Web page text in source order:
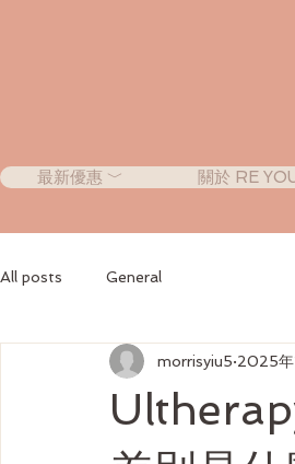
最新優惠 ﹀ 關於 RE
All posts General
morrisyiu5 2025年